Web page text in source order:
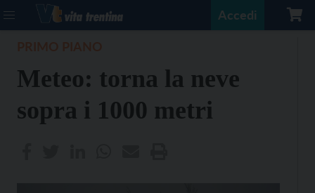
Accedi
Meteo: torna la neve
sopra i 1000 metri